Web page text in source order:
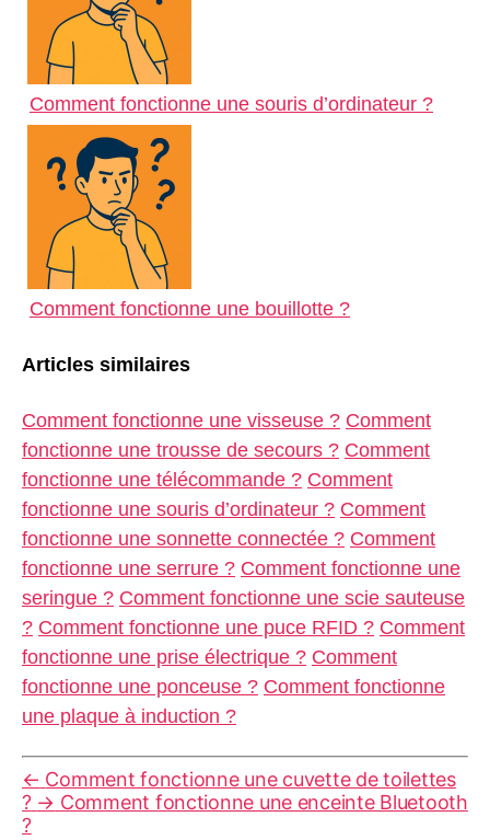
Comment fonctionne une souris d’ordinateur ?
Comment fonctionne une bouillotte ?
Articles similaires
Comment fonctionne une visseuse ? Comment
fonctionne une trousse de secours ? Comment
fonctionne une télécommande ? Comment
fonctionne une souris d’ordinateur ? Comment
fonctionne une sonnette connectée ? Comment
fonctionne une serrure ? Comment fonctionne une
seringue ? Comment fonctionne une scie sauteuse
? Comment fonctionne une puce RFID ? Comment
fonctionne une prise électrique ? Comment
fonctionne une ponceuse ? Comment fonctionne
une plaque à induction ?
← Comment fonctionne une cuvette de toilettes
? → Comment fonctionne une enceinte Bluetooth
?